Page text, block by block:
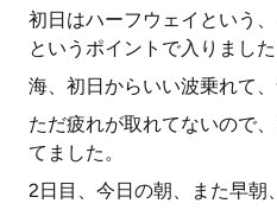
初日はハーフウェイという
というポイントで入りました
海、初日からいい波乗れて、
ただ疲れが取れてないので
てました。
2日目、今日の朝、また早朝